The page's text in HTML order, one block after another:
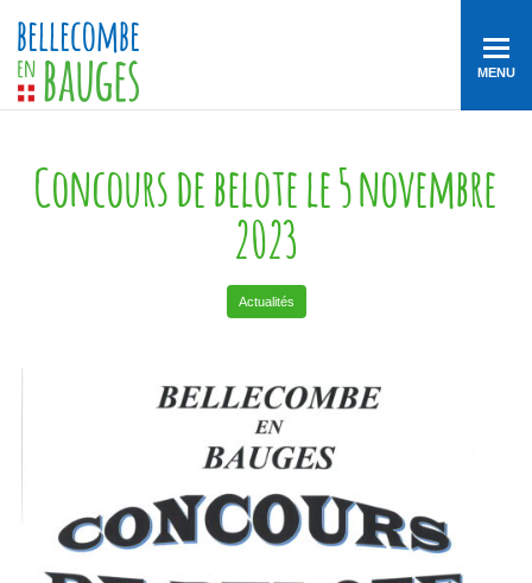
MENU
Concours de belote le 5 novembre
2023
Actualités